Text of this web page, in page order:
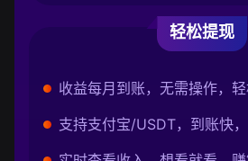
轻松提现
收益每月到账，无需操作，
支持支付宝/USDT，到账快